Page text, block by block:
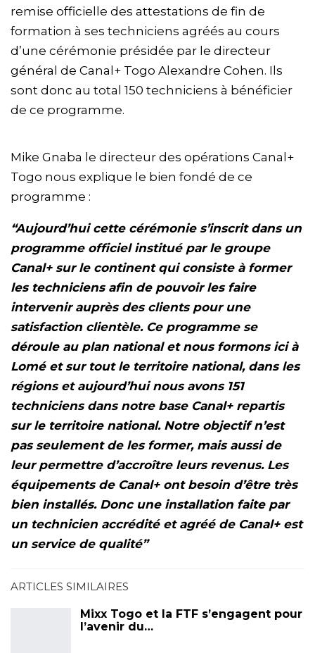
remise officielle des attestations de fin de
formation à ses techniciens agréés au cours
d’une cérémonie présidée par le directeur
général de Canal+ Togo Alexandre Cohen. Ils
sont donc au total 150 techniciens à bénéficier
de ce programme.
Mike Gnaba le directeur des opérations Canal+
Togo nous explique le bien fondé de ce
programme :
“Aujourd’hui cette cérémonie s’inscrit dans un
programme officiel institué par le groupe
Canal+ sur le continent qui consiste à former
les techniciens afin de pouvoir les faire
intervenir auprès des clients pour une
satisfaction clientèle. Ce programme se
déroule au plan national et nous formons ici à
Lomé et sur tout le territoire national, dans les
régions et aujourd’hui nous avons 151
techniciens dans notre base Canal+ repartis
sur le territoire national. Notre objectif n’est
pas seulement de les former, mais aussi de
leur permettre d’accroître leurs revenus. Les
équipements de Canal+ ont besoin d’être très
bien installés. Donc une installation faite par
un technicien accrédité et agréé de Canal+ est
un service de qualité”
ARTICLES SIMILAIRES
Mixx Togo et la FTF s’engagent pour
l’avenir du…